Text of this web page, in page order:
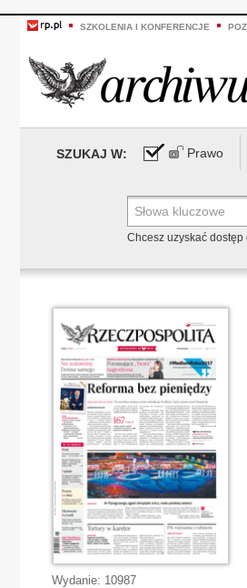
SZKOLENIA I KONFERENCJE
SZUKAJ W: Prawo
Chcesz uzyskać
Wydanie: 10987